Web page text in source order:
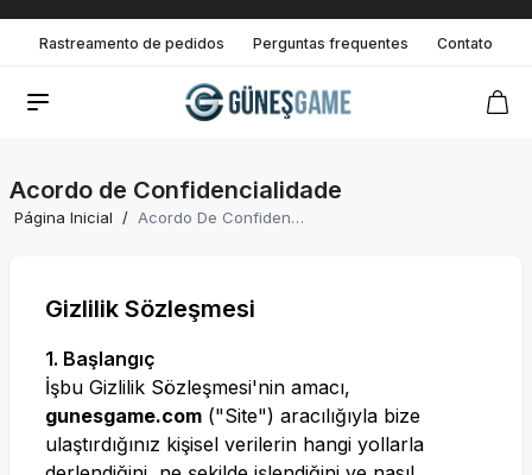
Rastreamento de pedidos Perguntas frequentes Contato
Acordo de Confidencialidade
Página Inicial / Acordo De Confidencialidade
Gizlilik Sözleşmesi
1. Başlangıç
İşbu Gizlilik Sözleşmesi'nin amacı,
gunesgame.com ("Site") aracılığıyla bize
ulaştırdığınız kişisel verilerin hangi yollarla